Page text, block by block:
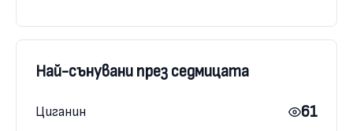
Най-сънувани през седмицата
Циганин 61